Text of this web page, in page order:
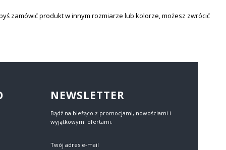
zamówić produkt w innym rozmiarze lub kolorze, możesz zwrócić
NEWSLETTER
Bądź na bieżąco z promocjami, nowościami i
wyjątkowymi ofertami.
Twój adres e-mail